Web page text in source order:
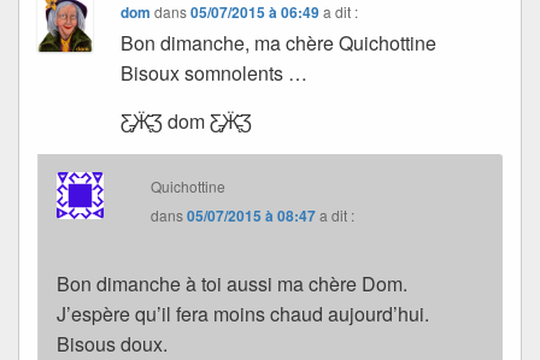
dom dans05/07/2015 à 06:49 a dit :
Bon dimanche, ma chère Quichottine
Bisoux somnolents …
Ƹ̵̡Ӝ̵̨̄Ʒ dom Ƹ̵̡Ӝ̵̨̄Ʒ
Quichottine
dans05/07/2015 à 08:47a dit :
Bon dimanche à toi aussi ma chère Dom.
J’espère qu’il fera moins chaud aujourd’hui.
Bisous doux.